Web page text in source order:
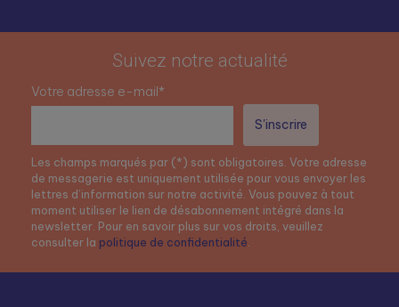
Suivez notre actualité
Votre adresse e-mail*
Les champs marqués par (*) sont obligatoires. Votre adresse
de messagerie est uniquement utilisée pour vous envoyer les
lettres d’information sur notre activité. Vous pouvez à tout
moment utiliser le lien de désabonnement intégré dans la
newsletter. Pour en savoir plus sur vos droits, veuillez
consulter la politique de confidentialité.